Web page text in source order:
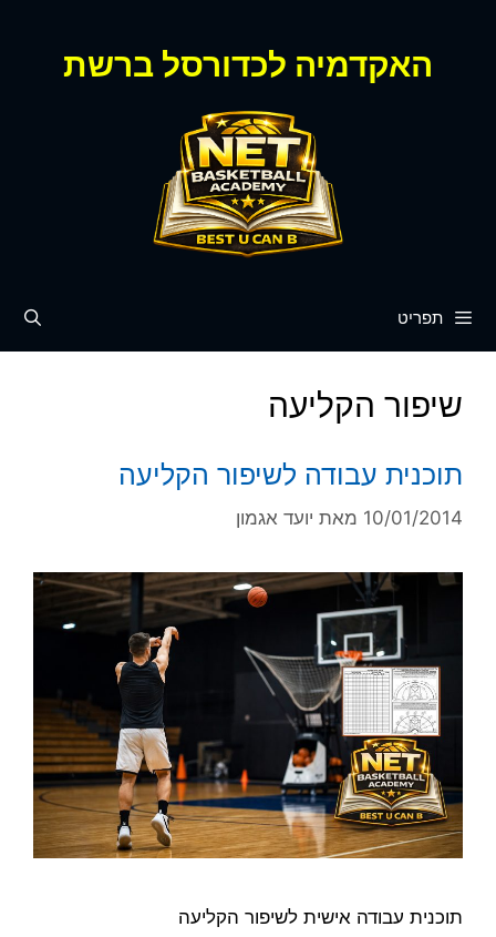
האקדמיה לכדורסל ברשת
תפריט
שיפור הקליעה
תוכנית עבודה לשיפור הקליעה
10/01/2014 מאת יועד אגמון
תוכנית עבודה אישית לשיפור הקליעה